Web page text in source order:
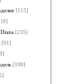
[115]
[9]
[235]
[91]
[108]